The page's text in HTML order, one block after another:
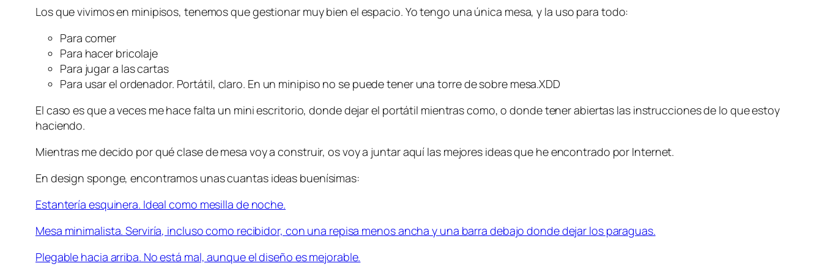
Los que vivimos en minipisos, tenemos que gestionar muy bien el espacio. Yo tengo una única mesa, y la uso para todo:
Para comer
Para hacer bricolaje
Para jugar a las cartas
Para usar el ordenador. Portátil, claro. En un minipiso no se puede tener una torre de sobre mesa.XDD
El caso es que a veces me hace falta un mini escritorio, donde dejar el portátil mientras como, o donde tener abiertas las instrucciones de lo que estoy
haciendo.
Mientras me decido por qué clase de mesa voy a construir, os voy a juntar aquí las mejores ideas que he encontrado por Internet.
En design sponge, encontramos unas cuantas ideas buenísimas:
Estantería esquinera. Ideal como mesilla de noche.
Mesa minimalista. Serviría, incluso como recibidor, con una repisa menos ancha y una barra debajo donde dejar los paraguas.
Plegable hacia arriba. No está mal, aunque el diseño es mejorable.